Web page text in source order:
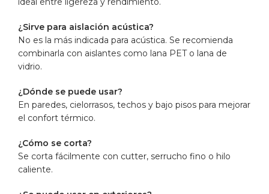
¿Sirve para aislación acústica?
No es la más indicada para acústica. Se recomienda
combinarla con aislantes como lana PET o lana de
vidrio.
¿Dónde se puede usar?
En paredes, cielorrasos, techos y bajo pisos para mejorar
el confort térmico.
¿Cómo se corta?
Se corta fácilmente con cutter, serrucho fino o hilo
caliente.